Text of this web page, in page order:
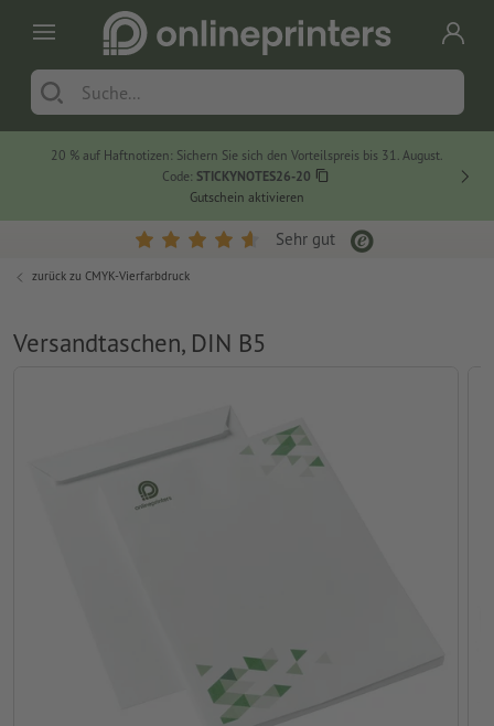
20 % auf Haftnotizen: Sichern Sie sich den Vorteilspreis bis 31. August.
Code: STICKYNOTES26-20
Gutschein aktivieren
Sehr gut
zurück zu CMYK-Vierfarbdruck
Versandtaschen, DIN B5